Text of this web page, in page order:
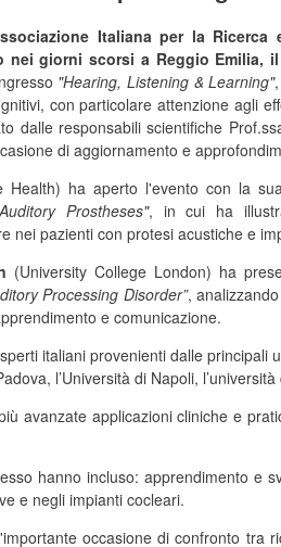
Italiana per la Ricerca
nei giorni scorsi a Reggio Emilia, il
"Hearing, Listening & Learning"
con particolare attenzione agli
dalle responsabili scientifiche
di aggiornamento e
Health) ha aperto l'evento con la
Prostheses", in cui ha
nei pazienti con protesi acustiche e
(University College London) ha
Processing Disorder”,
e comunicazione.
italiani provenienti dalle principali
l’Università di Napoli,
avanzate applicazioni cliniche e
hanno incluso: apprendimento e
e negli impianti cocleari.
occasione di confronto tra